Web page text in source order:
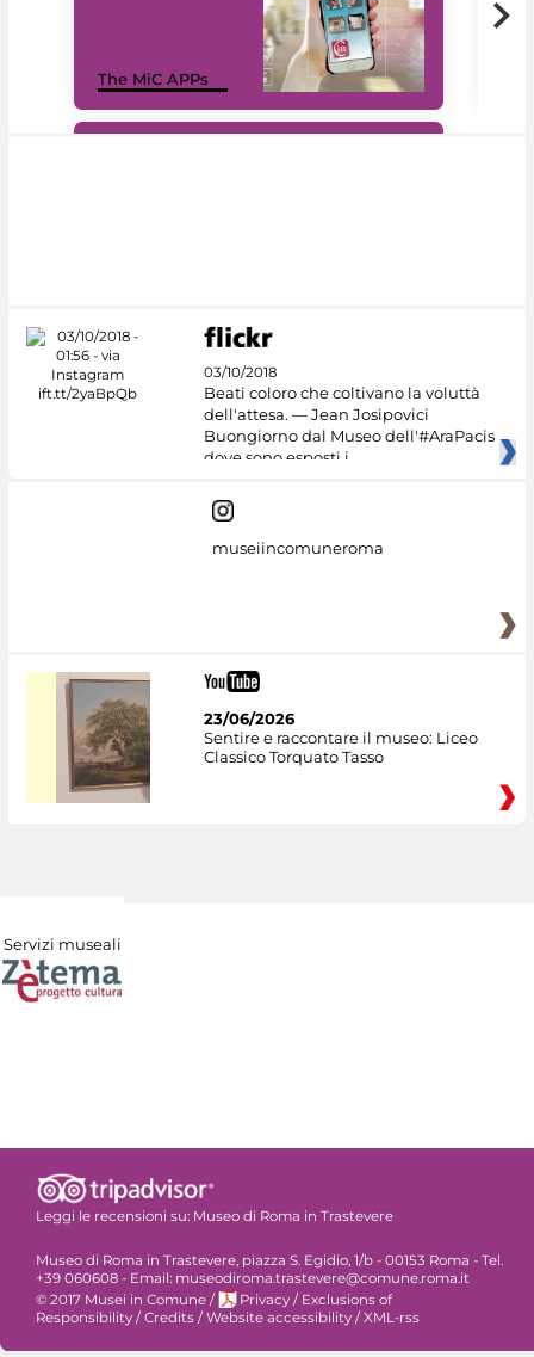
The MiC APPs
03/10/2018
Beati coloro che coltivano la voluttà
dell'attesa. — Jean Josipovici
Buongiorno dal Museo dell'#AraPacis
dove sono esposti i
museiincomuneroma
23/06/2026
Sentire e raccontare il museo: Liceo
Classico Torquato Tasso
Servizi museali
Leggi le recensioni su: Museo di Roma in Trastevere
Museo di Roma in Trastevere, piazza S. Egidio, 1/b - 00153 Roma - Tel.
+39 060608 - Email: museodiroma.trastevere@comune.roma.it
© 2017 Musei in Comune / Privacy / Exclusions of
Responsibility / Credits / Website accessibility / XML-rss